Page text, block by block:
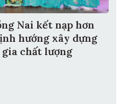
Nai kết nạp hơn
hướng xây dựng
chất lượng